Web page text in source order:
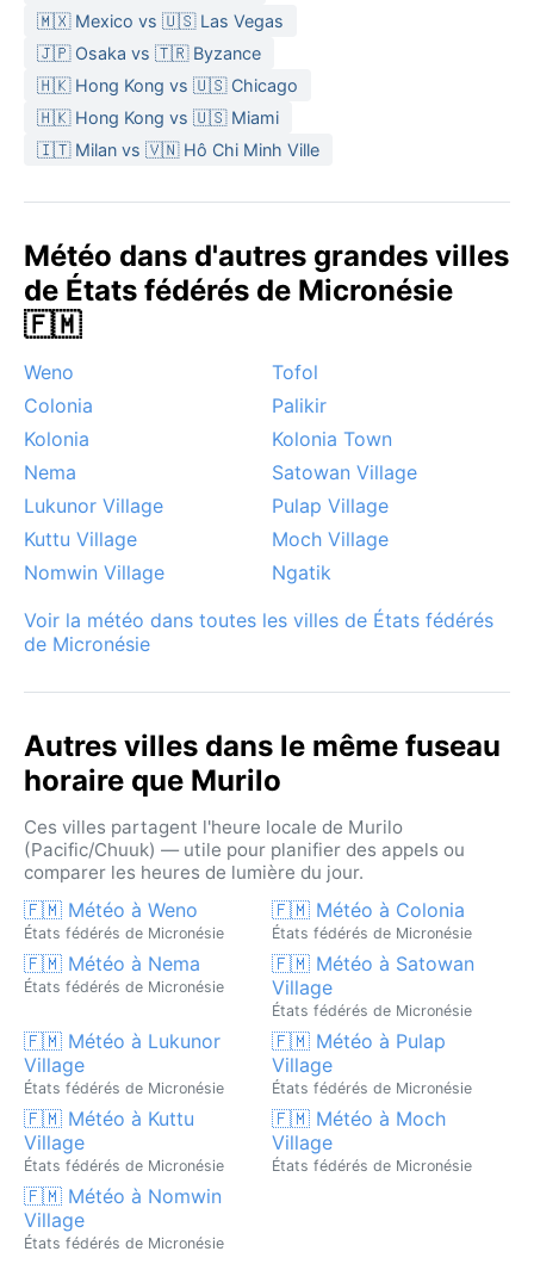
🇲🇽 Mexico vs 🇺🇸 Las Vegas
🇯🇵 Osaka vs 🇹🇷 Byzance
🇭🇰 Hong Kong vs 🇺🇸 Chicago
🇭🇰 Hong Kong vs 🇺🇸 Miami
🇮🇹 Milan vs 🇻🇳 Hô Chi Minh Ville
Météo dans d'autres grandes villes
de États fédérés de Micronésie
🇫🇲
Weno
Tofol
Colonia
Palikir
Kolonia
Kolonia Town
Nema
Satowan Village
Lukunor Village
Pulap Village
Kuttu Village
Moch Village
Nomwin Village
Ngatik
Voir la météo dans toutes les villes de États fédérés
de Micronésie
Autres villes dans le même fuseau
horaire que Murilo
Ces villes partagent l'heure locale de Murilo
(Pacific/Chuuk) — utile pour planifier des appels ou
comparer les heures de lumière du jour.
🇫🇲 Météo à Weno
États fédérés de Micronésie
🇫🇲 Météo à Colonia
États fédérés de Micronésie
🇫🇲 Météo à Nema
États fédérés de Micronésie
🇫🇲 Météo à Satowan
Village
États fédérés de Micronésie
🇫🇲 Météo à Lukunor
Village
États fédérés de Micronésie
🇫🇲 Météo à Pulap
Village
États fédérés de Micronésie
🇫🇲 Météo à Kuttu
Village
États fédérés de Micronésie
🇫🇲 Météo à Moch
Village
États fédérés de Micronésie
🇫🇲 Météo à Nomwin
Village
États fédérés de Micronésie